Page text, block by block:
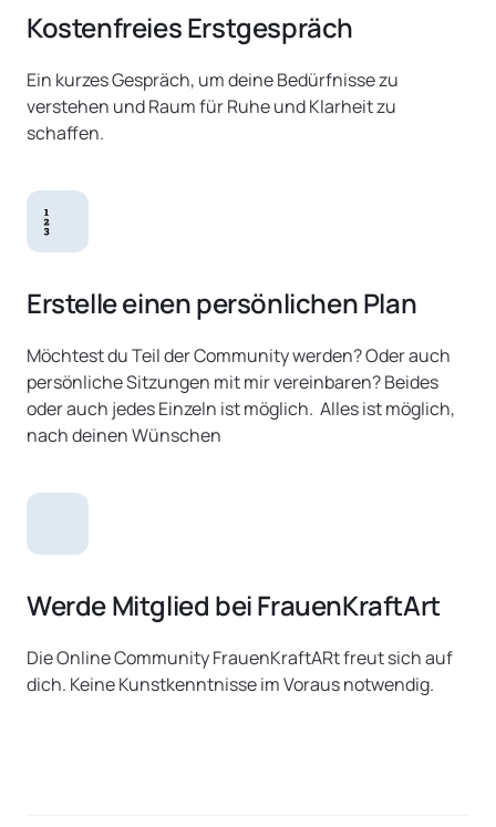
Kostenfreies Erstgespräch
Ein kurzes Gespräch, um deine Bedürfnisse zu
verstehen und Raum für Ruhe und Klarheit zu
schaffen.
Erstelle einen persönlichen Plan
Möchtest du Teil der Community werden? Oder auch
persönliche Sitzungen mit mir vereinbaren? Beides
oder auch jedes Einzeln ist möglich.  Alles ist möglich,
nach deinen Wünschen
Werde Mitglied bei FrauenKraftArt
Die Online Community FrauenKraftARt freut sich auf
dich. Keine Kunstkenntnisse im Voraus notwendig.